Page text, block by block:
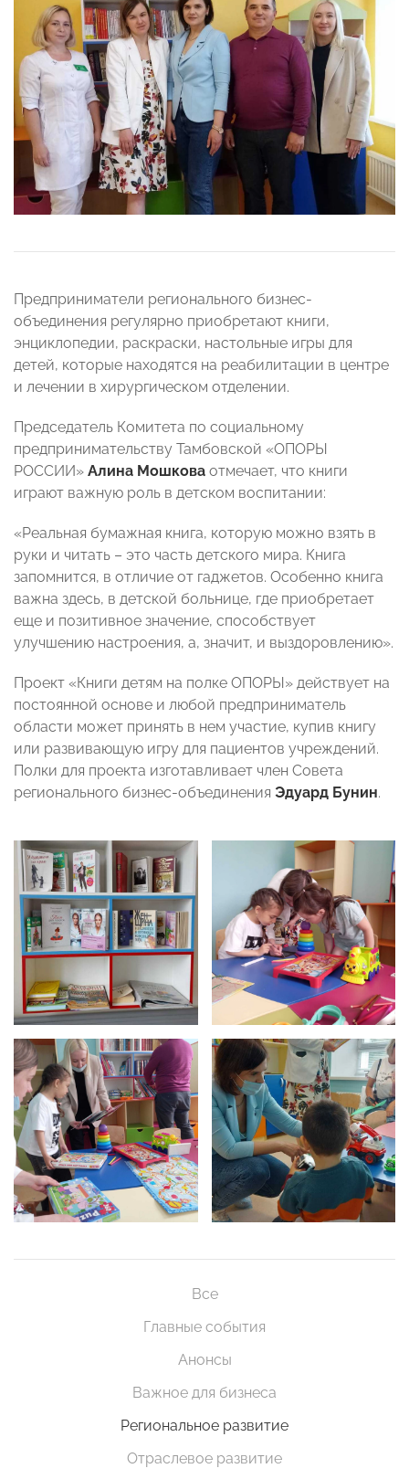
Предприниматели регионального бизнес-
объединения регулярно приобретают книги,
энциклопедии, раскраски, настольные игры для
детей, которые находятся на реабилитации в центре
и лечении в хирургическом отделении.
Председатель Комитета по социальному
предпринимательству Тамбовской «ОПОРЫ
РОССИИ» Алина Мошкова отмечает, что книги
играют важную роль в детском воспитании:
«Реальная бумажная книга, которую можно взять в
руки и читать – это часть детского мира. Книга
запомнится, в отличие от гаджетов. Особенно книга
важна здесь, в детской больнице, где приобретает
еще и позитивное значение, способствует
улучшению настроения, а, значит, и выздоровлению».
Проект «Книги детям на полке ОПОРЫ» действует на
постоянной основе и любой предприниматель
области может принять в нем участие, купив книгу
или развивающую игру для пациентов учреждений.
Полки для проекта изготавливает член Совета
регионального бизнес-объединения Эдуард Бунин.
Все
Главные события
Анонсы
Важное для бизнеса
Региональное развитие
Отраслевое развитие